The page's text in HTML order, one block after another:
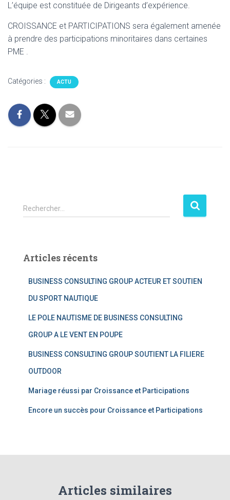
L’équipe est constituée de Dirigeants d’expérience.
CROISSANCE et PARTICIPATIONS sera également amenée
à prendre des participations minoritaires dans certaines
PME .
Catégories : ACTU
R
e
r
Rechercher…
Articles récents
BUSINESS CONSULTING GROUP ACTEUR ET SOUTIEN
DU SPORT NAUTIQUE
LE POLE NAUTISME DE BUSINESS CONSULTING
GROUP A LE VENT EN POUPE
BUSINESS CONSULTING GROUP SOUTIENT LA FILIERE
OUTDOOR
Mariage réussi par Croissance et Participations
Encore un succès pour Croissance et Participations
Articles similaires